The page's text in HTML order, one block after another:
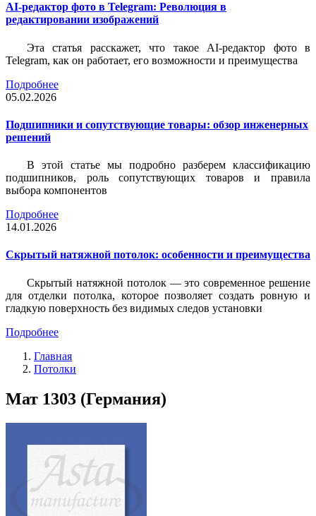
AI-редактор фото в Telegram: Революция в
редактировании изображений
Эта статья расскажет, что такое AI-редактор фото в
Telegram, как он работает, его возможности и преимущества
Подробнее
05.02.2026
Подшипники и сопутствующие товары: обзор инженерных
решений
В этой статье мы подробно разберем классификацию
подшипников, роль сопутствующих товаров и правила
выбора компонентов
Подробнее
14.01.2026
Скрытый натяжной потолок: особенности и преимущества
Скрытый натяжной потолок — это современное решение
для отделки потолка, которое позволяет создать ровную и
гладкую поверхность без видимых следов установки
Подробнее
Главная
Потолки
Мат 1303 (Германия)